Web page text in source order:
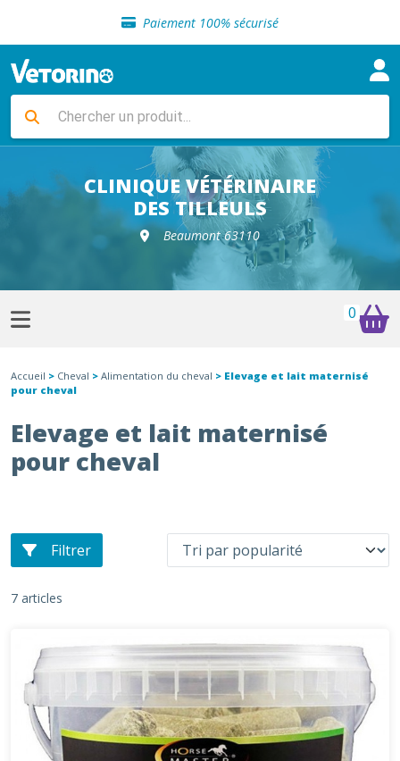
Paiement 100% sécurisé
Livraison gratuite en clinique vétérinaire
Sélection de croquettes vétérinaire
Livraison gratuite en clinique vétérinaire
Retour gratuit en clinique
Sélection de croquettes vétérinaire
CLINIQUE VÉTÉRINAIRE
DES TILLEULS
Beaumont 63110
0
Accueil > Cheval > Alimentation du cheval > Elevage et lait maternisé
pour cheval
Elevage et lait maternisé
pour cheval
Filtrer
7 articles